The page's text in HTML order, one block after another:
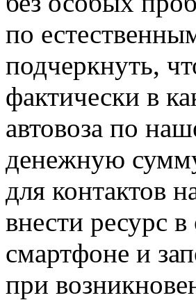
по
подчеркнуть,
фактически в
автовоза по
денежную
для контактов
внести ресурс
смартфоне и
при